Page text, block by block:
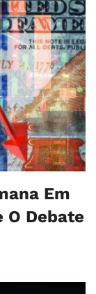
Em
O Debate